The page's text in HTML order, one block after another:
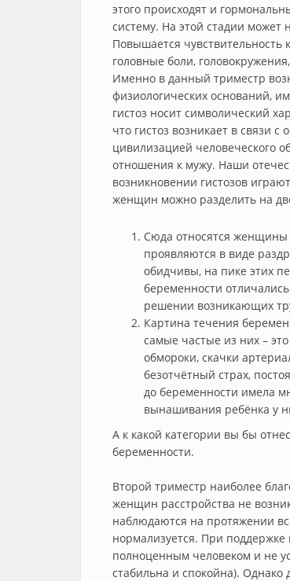
этого происходят и
систему. На этой стадии может
Повышается чувствительность
головные боли,
Именно в данный триместр
физиологических оснований,
гистоз носит символический
что гистоз возникает в связи
цивилизацией человеческого
отношения к мужу. Наши
возникновении гистозов
женщин можно разделить на
Сюда относятся
проявляются в виде
обидчивы, на пике этих
беременности
решении возникающих
Картина течения
самые частые из них –
обмороки, скачки
безотчётный страх,
до беременности имела
вынашивания ребёнка у
А к какой категории вы бы
беременности.
Второй триместр наиболее
женщин расстройства не
наблюдаются на протяжении
нормализуется. При
полноценным человеком и не
стабильна и спокойна).